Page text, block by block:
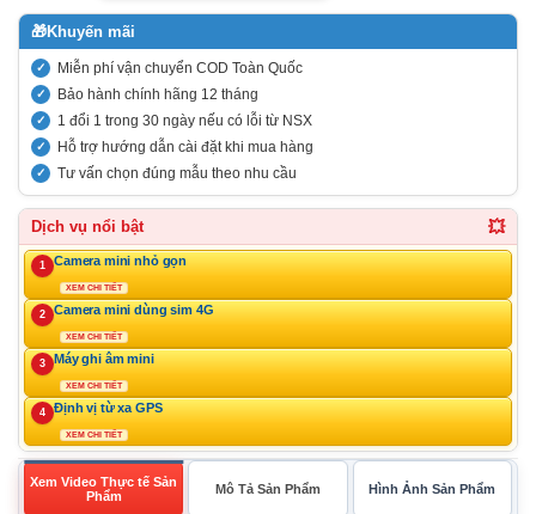
🎁Khuyến mãi
Miễn phí vận chuyển COD Toàn Quốc
Bảo hành chính hãng 12 tháng
1 đổi 1 trong 30 ngày nếu có lỗi từ NSX
Hỗ trợ hướng dẫn cài đặt khi mua hàng
Tư vấn chọn đúng mẫu theo nhu cầu
Dịch vụ nổi bật 💥
1 Camera mini nhỏ gọn
XEM CHI TIẾT
2 Camera mini dùng sim 4G
XEM CHI TIẾT
3 Máy ghi âm mini
XEM CHI TIẾT
4 Định vị từ xa GPS
XEM CHI TIẾT
Xem Video Thực tế Sản
Phẩm
Mô Tả Sản Phẩm Hình Ảnh Sản Phẩm